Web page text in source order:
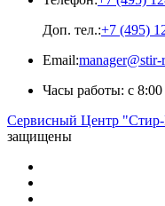
Доп. тел.:+7 (495)
Email:manager@stir-
Часы работы: с
Сервисный Центр
защищены